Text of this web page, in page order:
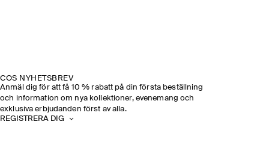
COS NYHETSBREV
Anmäl dig för att få 10 % rabatt på din första beställning
och information om nya kollektioner, evenemang och
exklusiva erbjudanden först av alla.
REGISTRERA DIG